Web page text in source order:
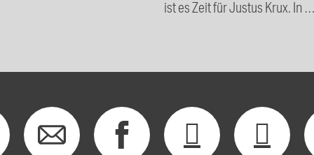
ist es Zeit für Justus Krux. In …